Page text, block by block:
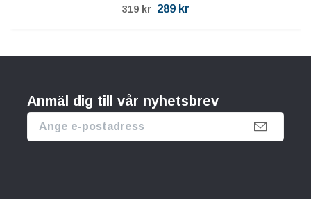
319 kr 289 kr
Anmäl dig till vår nyhetsbrev